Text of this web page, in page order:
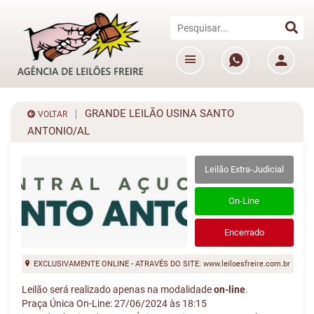
VOLTAR
GRANDE LEILÃO USINA SANTO
ANTONIO/AL
Leilão Extra-Judicial
On-Line
Encerrado
EXCLUSIVAMENTE ONLINE - ATRAVÉS DO SITE: www.leiloesfreire.com.br
Leilão será realizado apenas na modalidadeon-line.
Praça Única On-Line: 27/06/2024 às 18:15